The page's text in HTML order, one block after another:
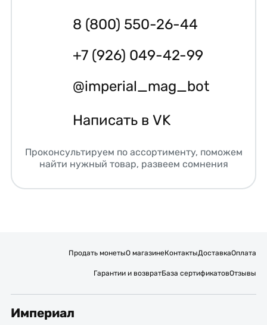
8 (800) 550-26-44
+7 (926) 049-42-99
@imperial_mag_bot
Написать в VK
Проконсультируем по ассортименту, поможем
найти нужный товар, развеем сомнения
Продать монетыО магазинеКонтактыДоставкаОплата
Гарантии и возвратБаза сертификатовОтзывы
Империал